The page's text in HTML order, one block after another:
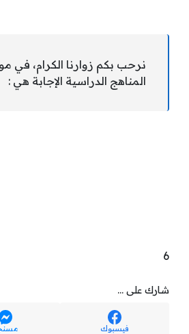
نرحب بكم زوارنا الكرام، في
المناهج الدراسية الإجابة هي :
6
شارك على ...
فيسبوك